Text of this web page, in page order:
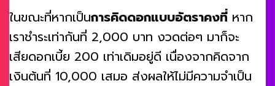
ในขณะที่หากเป็นการคิดดอกแบบอัตราคงที่ หาก
เราชำระเท่ากันที่ 2,000 บาท งวดต่อๆ มาก็จะ
เสียดอกเบี้ย 200 เท่าเดิมอยู่ดี เนื่องจากคิดจาก
เงินต้นที่ 10,000 เสมอ ส่งผลให้ไม่มีความจำเป็น